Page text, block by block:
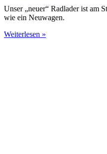
Unser „neuer“ Radlader ist am
wie ein Neuwagen.
Weiterlesen »